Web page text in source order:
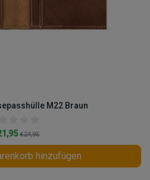
M22 Braun
€24,95
hinzufügen